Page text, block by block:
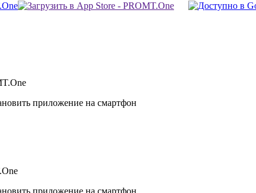
приложение на смартфон
приложение на смартфон